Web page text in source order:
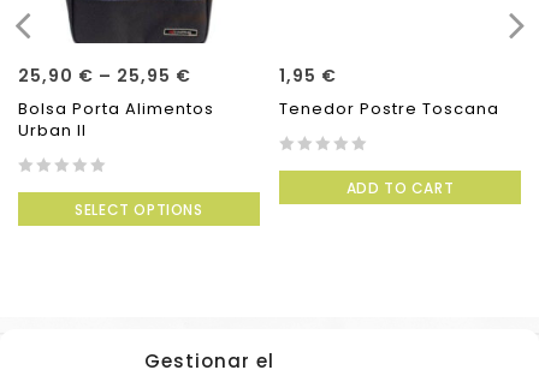
Gestionar el
25,90 € – 25,95 €
Bolsa Porta Alimentos
Urban II
of
SELECT OPTIONS
1,95 €
Tenedor Postre Toscana
of
ADD TO CART